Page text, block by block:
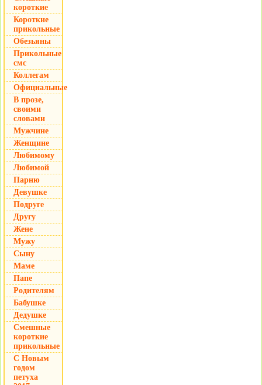
короткие
Короткие
прикольные
Обезьяны
Прикольные
смс
Коллегам
Официальные
В прозе,
своими
словами
Мужчине
Женщине
Любимому
Любимой
Парню
Девушке
Подруге
Другу
Жене
Мужу
Сыну
Маме
Папе
Родителям
Бабушке
Дедушке
Смешные
короткие
прикольные
С Новым
годом
петуха